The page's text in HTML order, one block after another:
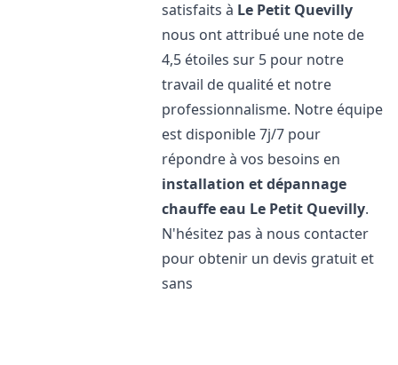
satisfaits à Le Petit Quevilly
nous ont attribué une note de
4,5 étoiles sur 5 pour notre
travail de qualité et notre
professionnalisme. Notre équipe
est disponible 7j/7 pour
répondre à vos besoins en
installation et dépannage
chauffe eau Le Petit Quevilly.
N'hésitez pas à nous contacter
pour obtenir un devis gratuit et
sans